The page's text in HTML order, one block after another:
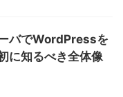
バでWordPressを
に知るべき全体像